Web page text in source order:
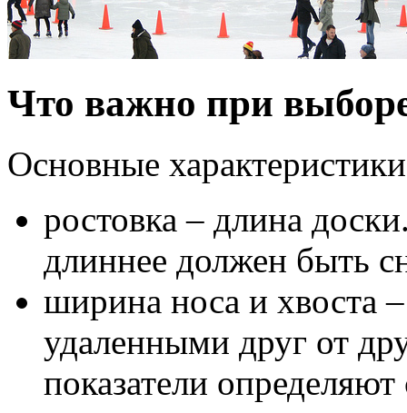
Что важно при
Основные
ростовка – длина
длиннее должен быть
ширина носа и хвоста
удаленными друг от
показатели